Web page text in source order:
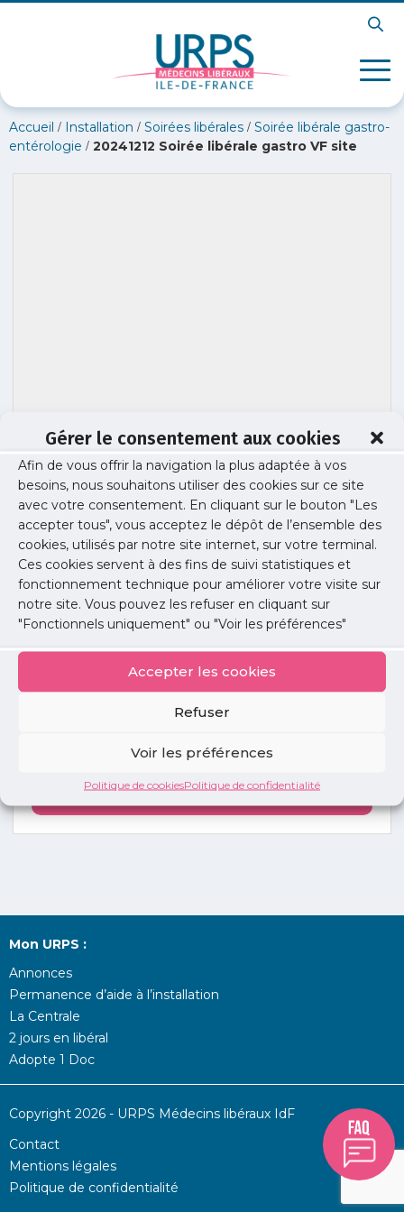
Gérer le consentement aux cookies
Afin de vous offrir la navigation la plus adaptée à vos
besoins, nous souhaitons utiliser des cookies sur ce site
avec votre consentement. En cliquant sur le bouton "Les
accepter tous", vous acceptez le dépôt de l’ensemble des
cookies, utilisés par notre site internet, sur votre terminal.
Ces cookies servent à des fins de suivi statistiques et
fonctionnement technique pour améliorer votre visite sur
notre site. Vous pouvez les refuser en cliquant sur
"Fonctionnels uniquement" ou "Voir les préférences"
Accepter les cookies
Refuser
Voir les préférences
Politique de cookiesPolitique de confidentialité
Accueil / Installation / Soirées libérales / Soirée libérale gastro-
entérologie / 20241212 Soirée libérale gastro VF site
20241212 Soirée libérale gastro VF site
Publié le : 23 décembre 2024
Partager cet article :
annonces
Mon URPS :
Annonces
Permanence d’aide à l’installation
La Centrale
2 jours en libéral
Adopte 1 Doc
Copyright 2026 - URPS Médecins libéraux IdF
Contact
Mentions légales
Politique de confidentialité